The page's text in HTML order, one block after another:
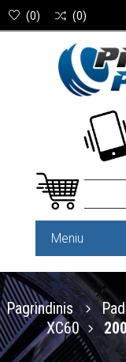
(0) (0)
Meniu
Pagrindinis
XC60